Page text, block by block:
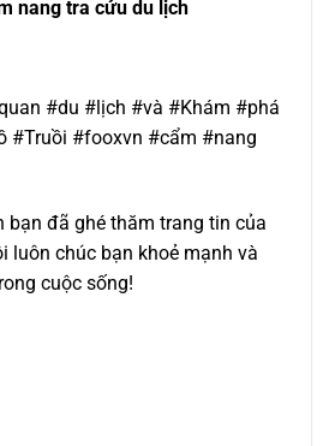
nang tra cứu du lịch
#du #lịch #và #Khám #phá
#Truồi #fooxvn #cẩm #nang
bạn đã ghé thăm trang tin của
luôn chúc bạn khoẻ mạnh và
cuộc sống!